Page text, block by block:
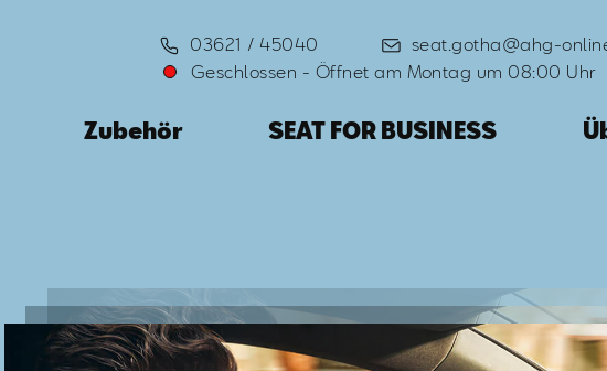
03621 / 45040 seat.gotha@ahg-
Geschlossen - Öffnet am Montag um 08:00 Uhr
Zubehör SEAT FOR BUSINESS